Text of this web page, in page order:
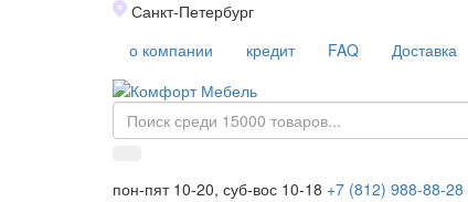
Санкт-Петербург
о компании
кредит FAQ Доставка
пон-пят 10-20, суб-вос 10-18 +7 (812) 988-88-28